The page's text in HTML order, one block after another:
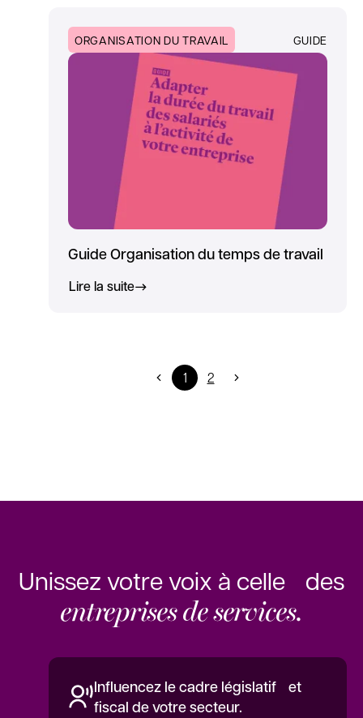
ORGANISATION DU TRAVAIL GUIDE
Guide Organisation du temps de travail
Lire la suite
1 2
Unissez votre voix à celle des
entreprises de services.
Influencez le cadre législatif et
fiscal de votre secteur.